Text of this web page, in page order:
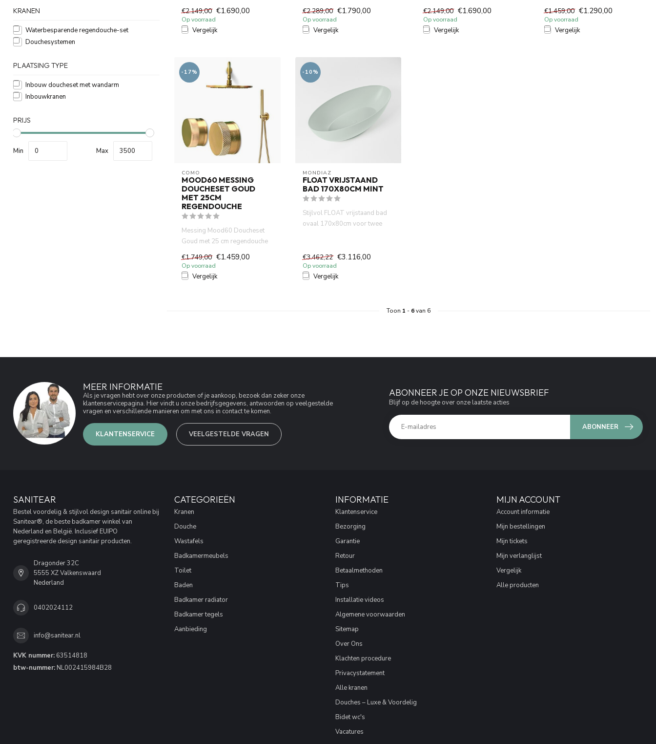
KRANEN
Waterbesparende regendouche-set
Douchesystemen
PLAATSING TYPE
Inbouw doucheset met wandarm
Inbouwkranen
PRIJS
Min Max
badkamer...
€2.149,00 €1.690,00
Op voorraad
Vergelijk
kw...
€2.289,00 €1.790,00
Op voorraad
Vergelijk
€2.149,00 €1.690,00
Op voorraad
Vergelijk
cm rege...
€1.459,00 €1.290,00
Op voorraad
Vergelijk
-17%
COMO
MOOD60 MESSING
DOUCHESET GOUD
MET 25CM
REGENDOUCHE
Messing Mood60 Doucheset
Goud met 25 cm regendouche
en inbouw thermostaatkraan. ...
€1.749,00 €1.459,00
Op voorraad
Vergelijk
-10%
MONDIAZ
FLOAT VRIJSTAAND
BAD 170X80CM MINT
Stijlvol FLOAT vrijstaand bad
ovaal 170x80cm voor twee
€3.462,22 €3.116,00
Op voorraad
Vergelijk
Toon 1 - 6van 6
MEER INFORMATIE
Als je vragen hebt over onze producten of je aankoop, bezoek dan zeker onze
klantenservicepagina. Hier vindt u onze bedrijfsgegevens, antwoorden op veelgestelde
vragen en verschillende manieren om met ons in contact te komen.
KLANTENSERVICE VEELGESTELDE VRAGEN
ABONNEER JE OP ONZE NIEUWSBRIEF
Blijf op de hoogte over onze laatste acties
ABONNEER
SANITEAR
Bestel voordelig & stijlvol design sanitair online bij
Sanitear®, de beste badkamer winkel van
Nederland en België. Inclusief EUIPO
geregistreerde design sanitair producten.
Dragonder 32C
5555 XZ Valkenswaard
Nederland
0402024112
info@sanitear.nl
KVK nummer: 63514818
btw-nummer: NL002415984B28
CATEGORIEËN
Kranen
Douche
Wastafels
Badkamermeubels
Toilet
Baden
Badkamer radiator
Badkamer tegels
Aanbieding
INFORMATIE
Klantenservice
Bezorging
Garantie
Retour
Betaalmethoden
Tips
Installatie videos
Algemene voorwaarden
Sitemap
Over Ons
Klachten procedure
Privacystatement
Alle kranen
Douches – Luxe & Voordelig
Bidet wc's
Vacatures
MIJN ACCOUNT
Account informatie
Mijn bestellingen
Mijn tickets
Mijn verlanglijst
Vergelijk
Alle producten